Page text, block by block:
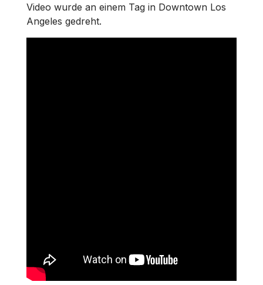
Video wurde an einem Tag in Downtown Los
Angeles gedreht.